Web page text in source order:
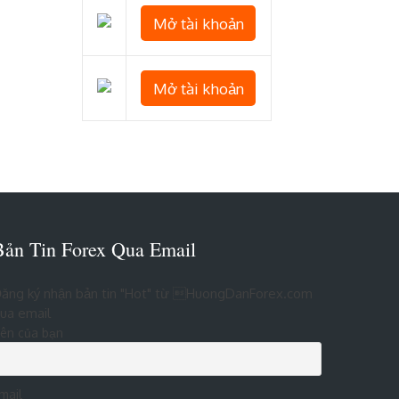
Mở tài khoản
Mở tài khoản
Tin Forex Qua Email
Đăng ký nhận bản tin "Hot" từ HuongDanForex.com
Tên của bạn